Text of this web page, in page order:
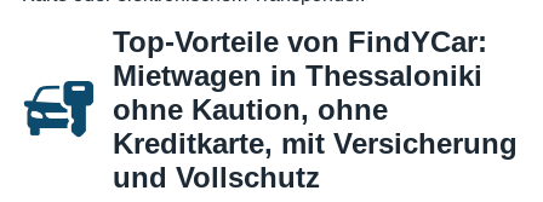
Top-Vorteile von FindYCar:
Mietwagen in Thessaloniki
ohne Kaution, ohne
Kreditkarte, mit Versicherung
und Vollschutz